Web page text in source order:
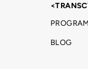
BLOG